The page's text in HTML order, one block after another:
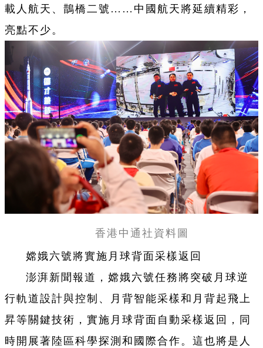
載人航天、鵲橋二號……中國航天將延續精彩，
亮點不少。
香港中通社資料圖
嫦娥六號將實施月球背面采樣返回
澎湃新聞報道，嫦娥六號任務將突破月球逆
行軌道設計與控制、月背智能采樣和月背起飛上
昇等關鍵技術，實施月球背面自動采樣返回，同
時開展著陸區科學探測和國際合作。這也將是人